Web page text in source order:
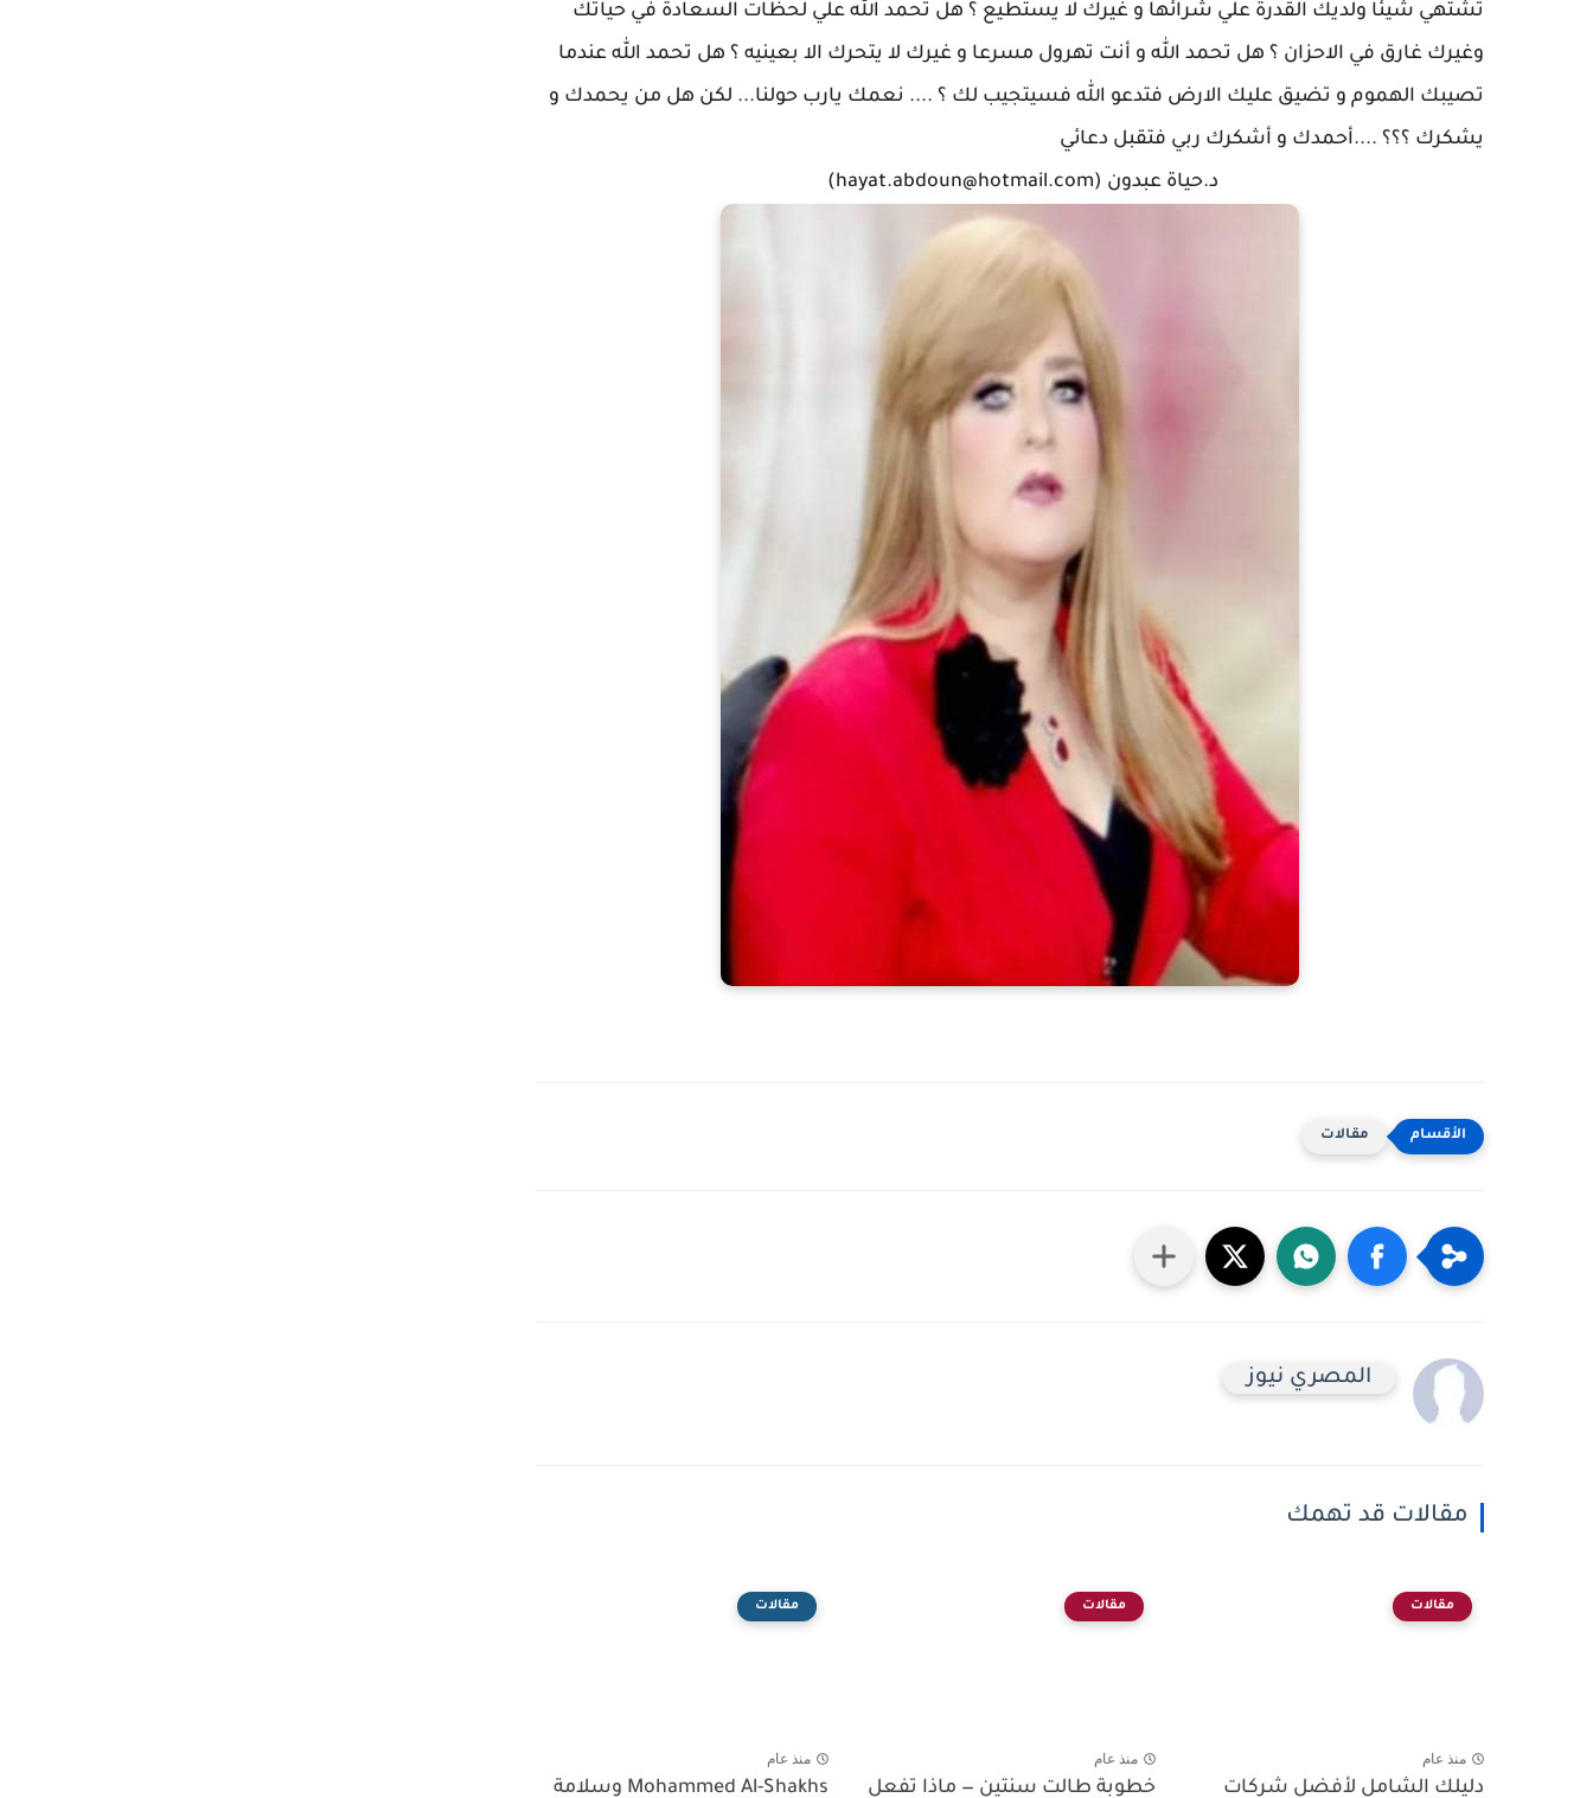
تشتهي شيئا ولديك القدرة علي شرائها و غيرك لا يستطيع ؟ هل تحمد الله علي لحظات السعادة في حياتك
وغيرك غارق في الاحزان ؟ هل تحمد الله و أنت تهرول مسرعا و غيرك لا يتحرك الا بعينيه ؟ هل تحمد الله عندما
تصيبك الهموم و تضيق عليك الارض فتدعو الله فسيتجيب لك ؟ .... نعمك يارب حولنا... لكن هل من يحمدك و
يشكرك ؟؟؟ ....أحمدك و أشكرك ربي فتقبل دعائي
د.حياة عبدون (hayat.abdoun@hotmail.com)
مقالات
المصري نيوز
مقالات قد تهمك
مقالات
منذ عام
دليلك الشامل لأفضل شركات
مقالات
منذ عام
خطوبة طالت سنتين — ماذا تفعل
مقالات
منذ عام
Mohammed Al-Shakhs وسلامة